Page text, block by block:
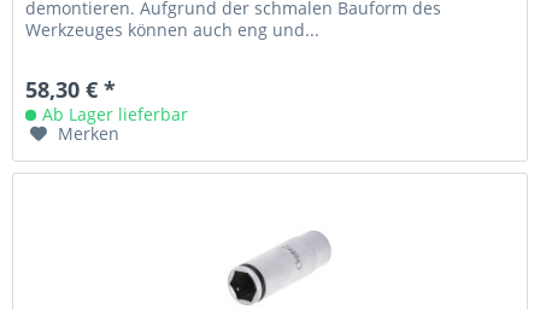
demontieren. Aufgrund der schmalen Bauform des
Werkzeuges können auch eng und...
58,30 € *
Ab Lager lieferbar
Merken